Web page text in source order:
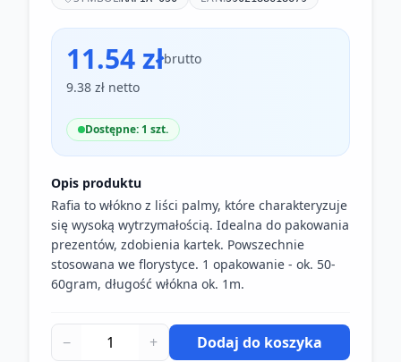
11.54 złbrutto
9.38 zł netto
Dostępne: 1 szt.
Opis produktu
Rafia to włókno z liści palmy, które charakteryzuje
się wysoką wytrzymałością. Idealna do pakowania
prezentów, zdobienia kartek. Powszechnie
stosowana we florystyce. 1 opakowanie - ok. 50-
60gram, długość włókna ok. 1m.
− + Dodaj do koszyka